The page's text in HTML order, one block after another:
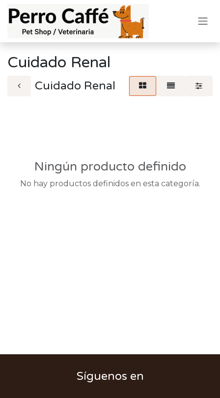
Cuidado Renal
Cuidado Renal
Ningún producto definido
No hay productos definidos en esta categoría.
Síguenos en